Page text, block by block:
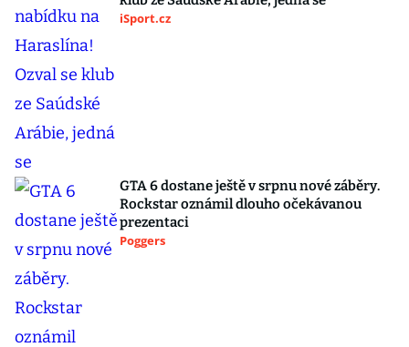
iSport.cz
GTA 6 dostane ještě v srpnu nové záběry.
Rockstar oznámil dlouho očekávanou
prezentaci
Poggers